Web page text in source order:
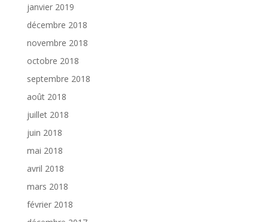
janvier 2019
décembre 2018
novembre 2018
octobre 2018
septembre 2018
août 2018
juillet 2018
juin 2018
mai 2018
avril 2018
mars 2018
février 2018